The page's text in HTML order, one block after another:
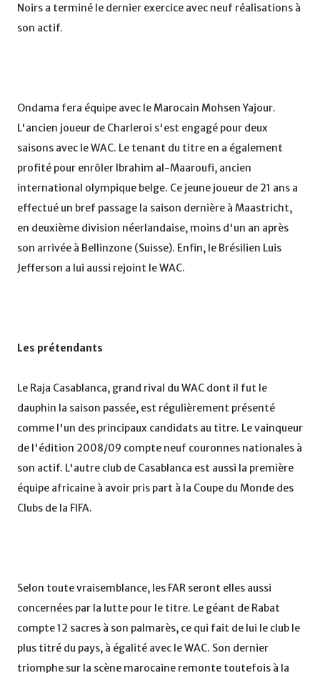
Noirs a terminé le dernier exercice avec neuf réalisations à
son actif.
Ondama fera équipe avec le Marocain Mohsen Yajour.
L'ancien joueur de Charleroi s'est engagé pour deux
saisons avec le WAC. Le tenant du titre en a également
profité pour enrôler Ibrahim al-Maaroufi, ancien
international olympique belge. Ce jeune joueur de 21 ans a
effectué un bref passage la saison dernière à Maastricht,
en deuxième division néerlandaise, moins d'un an après
son arrivée à Bellinzone (Suisse). Enfin, le Brésilien Luis
Jefferson a lui aussi rejoint le WAC.
Les prétendants
Le Raja Casablanca, grand rival du WAC dont il fut le
dauphin la saison passée, est régulièrement présenté
comme l'un des principaux candidats au titre. Le vainqueur
de l'édition 2008/09 compte neuf couronnes nationales à
son actif. L'autre club de Casablanca est aussi la première
équipe africaine à avoir pris part à la Coupe du Monde des
Clubs de la FIFA.
Selon toute vraisemblance, les FAR seront elles aussi
concernées par la lutte pour le titre. Le géant de Rabat
compte 12 sacres à son palmarès, ce qui fait de lui le club le
plus titré du pays, à égalité avec le WAC. Son dernier
triomphe sur la scène marocaine remonte toutefois à la